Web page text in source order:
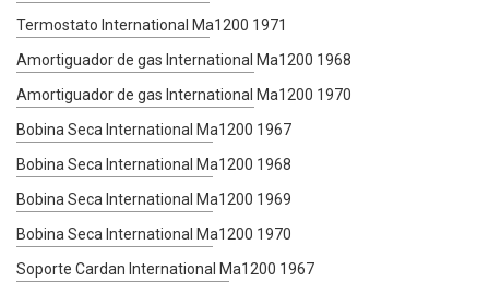
Termostato International Ma1200 1971
Amortiguador de gas International Ma1200 1968
Amortiguador de gas International Ma1200 1970
Bobina Seca International Ma1200 1967
Bobina Seca International Ma1200 1968
Bobina Seca International Ma1200 1969
Bobina Seca International Ma1200 1970
Soporte Cardan International Ma1200 1967